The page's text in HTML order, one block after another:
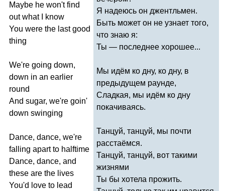
Maybe he won't find
out what
know
You were the last good
thing
We're going down,
down in an earlier
round
And sugar, we're goin'
down swinging
Dance, dance, we're
falling apart to halftime
Dance, dance, and
these are the lives
You'd love to lead
Я надеюсь он джентльмен.
Быть может он не узнает того,
что знаю я:
Ты — последнее хорошее...
Мы идём ко дну, ко дну, в
предыдущем раунде,
Сладкая, мы идём ко дну
покачиваясь.
Танцуй, танцуй, мы почти
расстаёмся.
Танцуй, танцуй, вот такими
жизнями
Ты бы хотела прожить.